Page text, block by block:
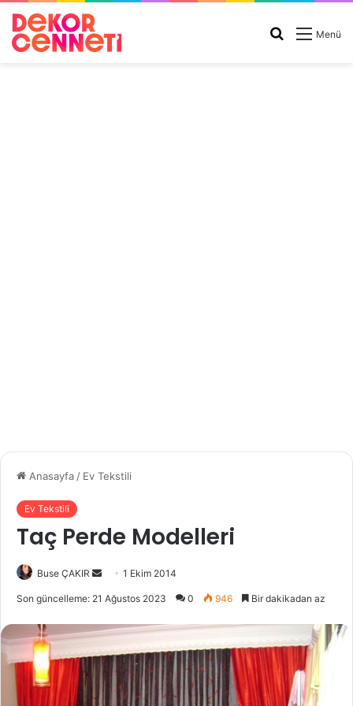
Menü
Arama
Anasayfa / Ev Tekstili
Ev Tekstili
Taç Perde Modelleri
Buse ÇAKIR
e
1 Ekim 2014
Son güncelleme: 21 Ağustos 2023 0 946 Bir dakikadan az